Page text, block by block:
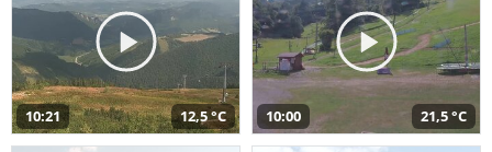
10:21 12,5 °C 10:00 21,5 °C